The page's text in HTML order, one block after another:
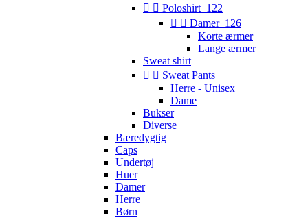
  Poloshirt_122
  Damer_126
Korte ærmer
Lange ærmer
Sweat shirt
  Sweat Pants
Herre - Unisex
Dame
Bukser
Diverse
Bæredygtig
Caps
Undertøj
Huer
Damer
Herre
Børn